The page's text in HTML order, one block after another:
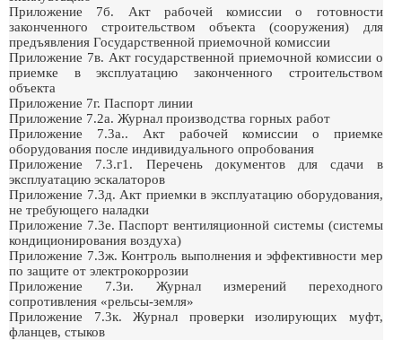
Приложение 7б. Акт рабочей комиссии о готовности
законченного строительством объекта (сооружения) для
предъявления Государственной приемочной комиссии
Приложение 7в. Акт государственной приемочной комиссии о
приемке в эксплуатацию законченного строительством
объекта
Приложение 7г. Паспорт линии
Приложение 7.2а. Журнал производства горных работ
Приложение 7.3а.. Акт рабочей комиссии о приемке
оборудования после индивидуального опробования
Приложение 7.3.г1. Перечень документов для сдачи в
эксплуатацию эскалаторов
Приложение 7.3д. Акт приемки в эксплуатацию оборудования,
не требующего наладки
Приложение 7.3е. Паспорт вентиляционной системы (системы
кондиционирования воздуха)
Приложение 7.3ж. Контроль выполнения и эффективности мер
по защите от электрокоррозии
Приложение 7.3и. Журнал измерений переходного
сопротивления «рельсы-земля»
Приложение 7.3к. Журнал проверки изолирующих муфт,
фланцев, стыков